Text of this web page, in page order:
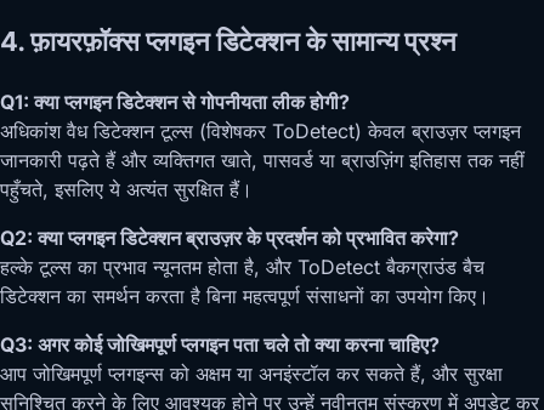
4. फ़ायरफ़ॉक्स प्लगइन डिटेक्शन के सामान्य प्रश्न
Q1: क्या प्लगइन डिटेक्शन से गोपनीयता लीक होगी?
अधिकांश वैध डिटेक्शन टूल्स (विशेषकर ToDetect) केवल ब्राउज़र प्लगइन
जानकारी पढ़ते हैं और व्यक्तिगत खाते, पासवर्ड या ब्राउज़िंग इतिहास तक नहीं
पहुँचते, इसलिए ये अत्यंत सुरक्षित हैं।
Q2: क्या प्लगइन डिटेक्शन ब्राउज़र के प्रदर्शन को प्रभावित करेगा?
हल्के टूल्स का प्रभाव न्यूनतम होता है, और ToDetect बैकग्राउंड बैच
डिटेक्शन का समर्थन करता है बिना महत्वपूर्ण संसाधनों का उपयोग किए।
Q3: अगर कोई जोखिमपूर्ण प्लगइन पता चले तो क्या करना चाहिए?
आप जोखिमपूर्ण प्लगइन्स को अक्षम या अनइंस्टॉल कर सकते हैं, और सुरक्षा
सुनिश्चित करने के लिए आवश्यक होने पर उन्हें नवीनतम संस्करण में अपडेट कर